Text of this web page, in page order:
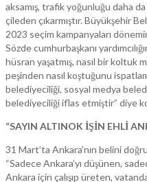
aksamış, trafik yoğunluğu daha da
çileden çıkarmıştır. Büyükşehir
2023 seçim kampanyaları
Sözde cumhurbaşkanı
hüsran yaşatmış, nasıl bir koltuk
peşinden nasıl koştuğunu
belediyeciliği, sosyal medya
belediyeciliği iflas etmiştir” diye
“SAYIN ALTINOK İŞİN EHLİ
31 Mart’ta Ankara’nın belini
“Sadece Ankara’yı düşünen,
Ankara için çalışıp üreten,